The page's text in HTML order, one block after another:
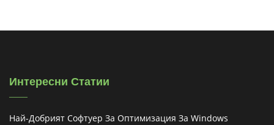
Интересни Статии
Най-Добрият Софтуер За Оптимизация За Windows